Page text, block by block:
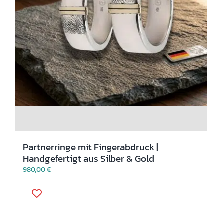
Partnerringe mit Fingerabdruck |
Handgefertigt aus Silber & Gold
980,00€
Produkt